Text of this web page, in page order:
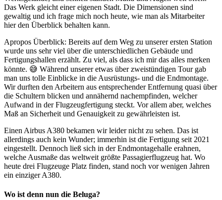
Das Werk gleicht einer eigenen Stadt. Die Dimensionen sind
gewaltig und ich frage mich noch heute, wie man als Mitarbeiter
hier den Überblick behalten kann.
Apropos Überblick: Bereits auf dem Weg zu unserer ersten Station
wurde uns sehr viel über die unterschiedlichen Gebäude und
Fertigungshallen erzählt. Zu viel, als dass ich mir das alles merken
könnte. 😅 Während unserer etwas über zweistündigen Tour gab
man uns tolle Einblicke in die Ausrüstungs- und die Endmontage.
Wir durften den Arbeitern aus entsprechender Entfernung quasi über
die Schultern blicken und annähernd nachempfinden, welcher
Aufwand in der Flugzeugfertigung steckt. Vor allem aber, welches
Maß an Sicherheit und Genauigkeit zu gewährleisten ist.
Einen Airbus A380 bekamen wir leider nicht zu sehen. Das ist
allerdings auch kein Wunder; immerhin ist die Fertigung seit 2021
eingestellt. Dennoch ließ sich in der Endmontagehalle erahnen,
welche Ausmaße das weltweit größte Passagierflugzeug hat. Wo
heute drei Flugzeuge Platz finden, stand noch vor wenigen Jahren
ein einziger A380.
Wo ist denn nun die Beluga?